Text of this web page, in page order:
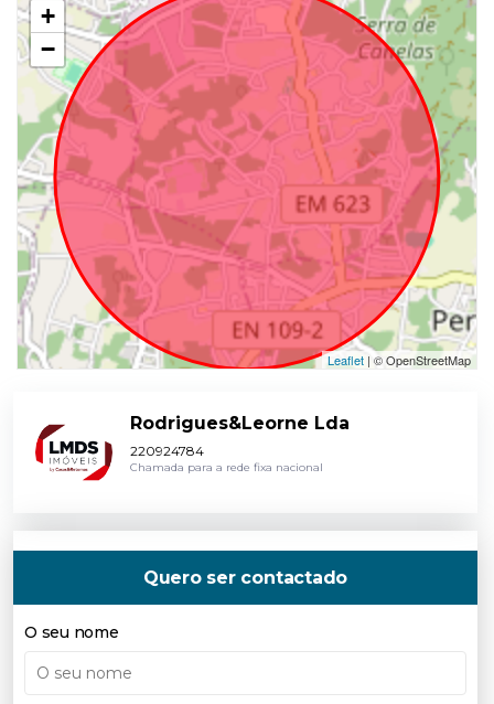
+
−
Leaflet | © OpenStreetMap
Rodrigues&Leorne Lda
220924784
Chamada para a rede fixa nacional
Quero ser contactado
O seu nome